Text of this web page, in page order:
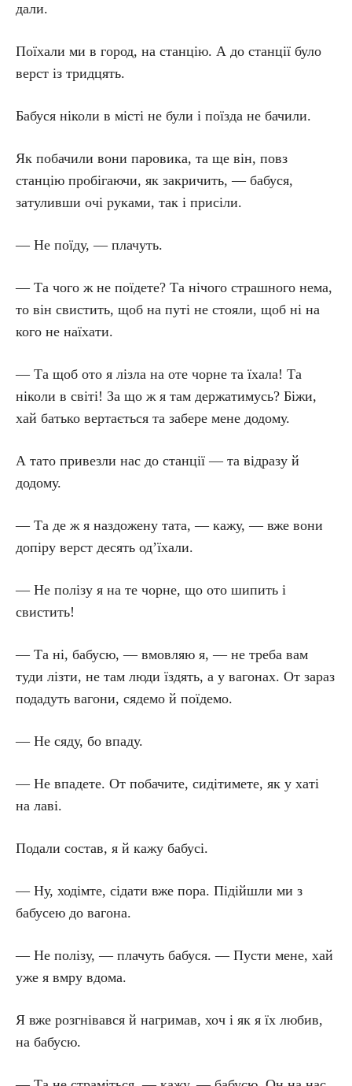
дали.
Поїхали ми в город, на станцію. А до станції було
верст із тридцять.
Бабуся ніколи в місті не були і поїзда не бачили.
Як побачили вони паровика, та ще він, повз
станцію пробігаючи, як закричить, — бабуся,
затуливши очі руками, так і присіли.
— Не поїду, — плачуть.
— Та чого ж не поїдете? Та нічого страшного нема,
то він свистить, щоб на путі не стояли, щоб ні на
кого не наїхати.
— Та щоб ото я лізла на оте чорне та їхала! Та
ніколи в світі! За що ж я там держатимусь? Біжи,
хай батько вертається та забере мене додому.
А тато привезли нас до станції — та відразу й
додому.
— Та де ж я наздожену тата, — кажу, — вже вони
допіру верст десять од’їхали.
— Не полізу я на те чорне, що ото шипить і
свистить!
— Та ні, бабусю, — вмовляю я, — не треба вам
туди лізти, не там люди їздять, а у вагонах. От зараз
подадуть вагони, сядемо й поїдемо.
— Не сяду, бо впаду.
— Не впадете. От побачите, сидітимете, як у хаті
на лаві.
Подали состав, я й кажу бабусі.
— Ну, ходімте, сідати вже пора. Підійшли ми з
бабусею до вагона.
— Не полізу, — плачуть бабуся. — Пусти мене, хай
уже я вмру вдома.
Я вже розгнівався й нагримав, хоч і як я їх любив,
на бабусю.